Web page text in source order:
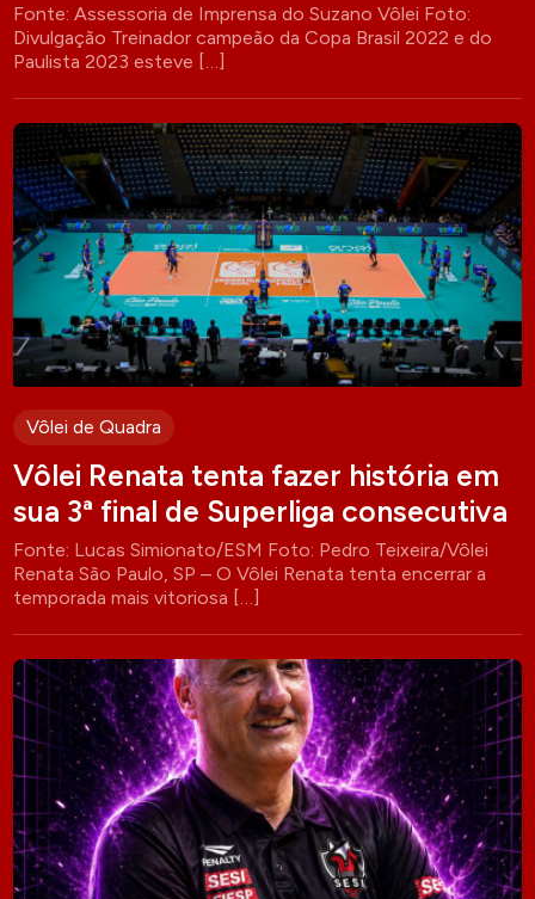
Fonte: Assessoria de Imprensa do Suzano Vôlei Foto:
Divulgação Treinador campeão da Copa Brasil 2022 e do
Paulista 2023 esteve […]
Vôlei de Quadra
Vôlei Renata tenta fazer história em
sua 3ª final de Superliga consecutiva
Fonte: Lucas Simionato/ESM Foto: Pedro Teixeira/Vôlei
Renata São Paulo, SP – O Vôlei Renata tenta encerrar a
temporada mais vitoriosa […]